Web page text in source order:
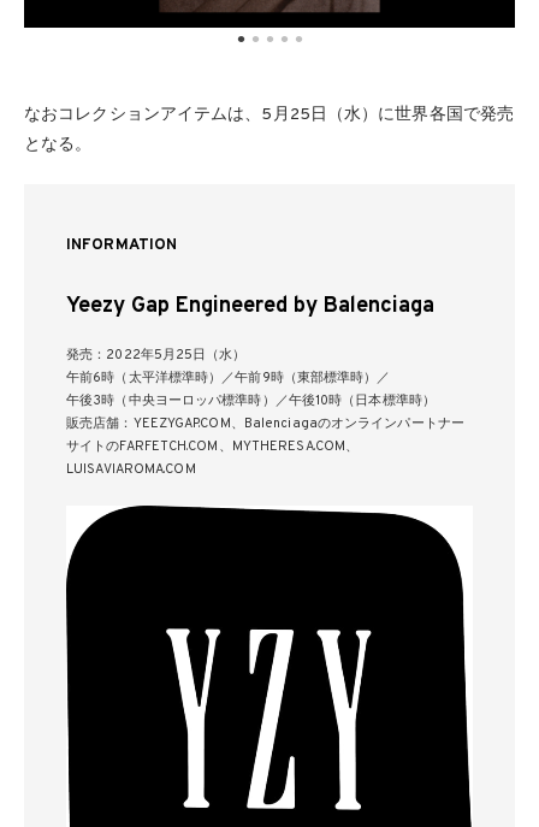
なおコレクションアイテムは、5月25日（水）に世界各国で発売
となる。
INFORMATION
Yeezy Gap Engineered by Balenciaga
発売：2022年5月25日（水）
午前6時（太平洋標準時）／午前9時（東部標準時）／
午後3時（中央ヨーロッパ標準時）／午後10時（日本標準時）
販売店舗：YEEZYGAP.COM、Balenciagaのオンラインパートナー
サイトのFARFETCH.COM、MYTHERESA.COM、
LUISAVIAROMA.COM